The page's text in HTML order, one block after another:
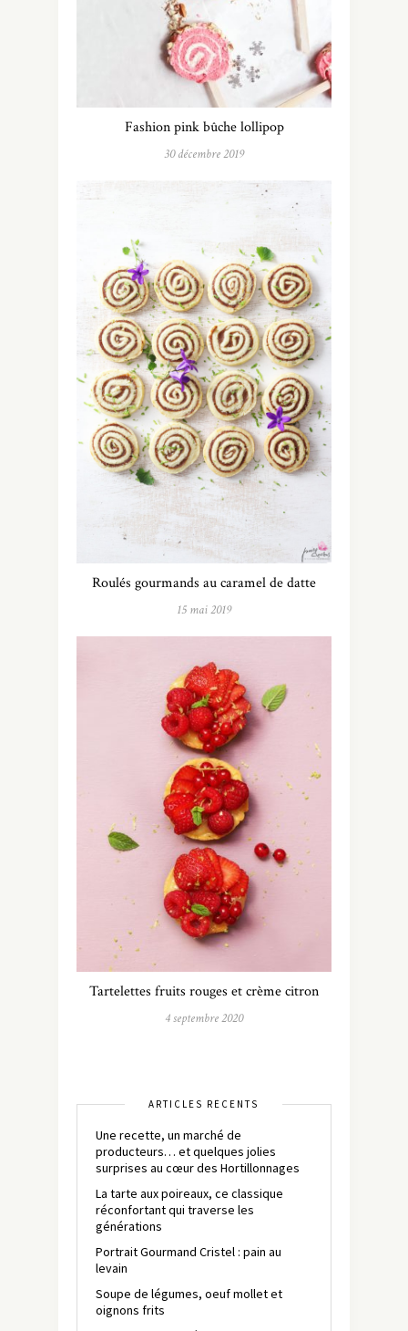
Fashion pink bûche lollipop
30 décembre 2019
Roulés gourmands au caramel de datte
15 mai 2019
Tartelettes fruits rouges et crème citron
4 septembre 2020
ARTICLES RÉCENTS
Une recette, un marché de
producteurs… et quelques jolies
surprises au cœur des Hortillonnages
La tarte aux poireaux, ce classique
réconfortant qui traverse les
générations
Portrait Gourmand Cristel : pain au
levain
Soupe de légumes, oeuf mollet et
oignons frits